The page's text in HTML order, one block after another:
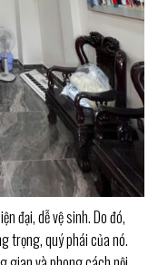
đại, dễ vệ sinh. Do đó,
trọng, quý phái của nó.